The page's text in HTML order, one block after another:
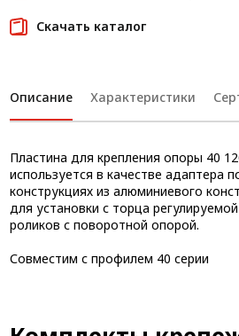
Скачать каталог
Описание Характеристики
Пластина для крепления опоры 40
используется в качестве адаптера
конструкциях из алюминиевого
для установки с торца
роликов с поворотной опорой.
Совместим с профилем 40 серии